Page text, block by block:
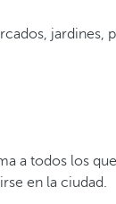
jardines,
a todos los
en la ciudad.